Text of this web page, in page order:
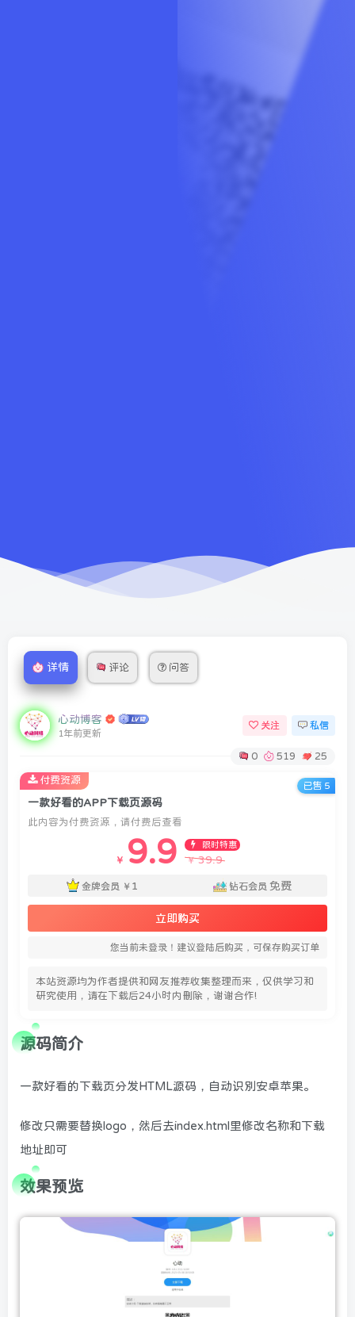
详情 评论 问答
心动博客
1年前更新
关注 私信
0 519 25
一款好看的APP下载页源码
此内容为付费资源，请付费后查看
￥ 9.9
限时特惠
￥ 39.9
金牌会员 ￥ 1 钻石会员 免费
立即购买
您当前未登录！建议登陆后购买，可保存购买订单
本站资源均为作者提供和网友推荐收集整理而来，仅供学习和
研究使用，请在下载后24小时内删除，谢谢合作!
付费资源
已售 5
源码简介
一款好看的下载页分发HTML源码，自动识别安卓苹果。
修改只需要替换logo，然后去index.html里修改名称和下载
地址即可
效果预览